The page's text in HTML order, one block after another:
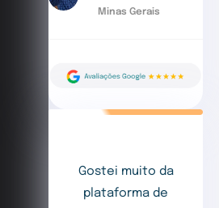
Minas Gerais
Gostei muito da
plataforma de